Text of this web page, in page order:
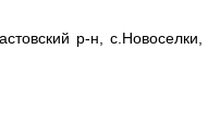
р-н, с.Новоселки,